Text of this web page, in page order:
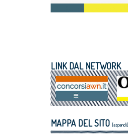
LINK DAL NETWORK
MAPPA DEL SITO [espandi]